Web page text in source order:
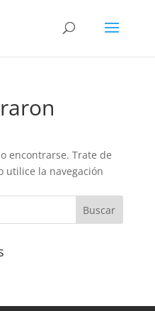
encontrarse. Trate de
utilice la navegación